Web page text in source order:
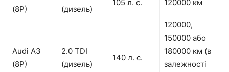
(8P)
(дизель)
105 л. с. 120000 км
Audi A3
(8P)
2.0 TDI
(дизель)
140 л. с.
120000,
150000 або
180000 км (в
залежності